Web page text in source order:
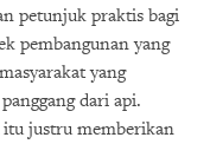
petunjuk praktis bagi
pembangunan yang
yang
dari api.
itu justru memberikan